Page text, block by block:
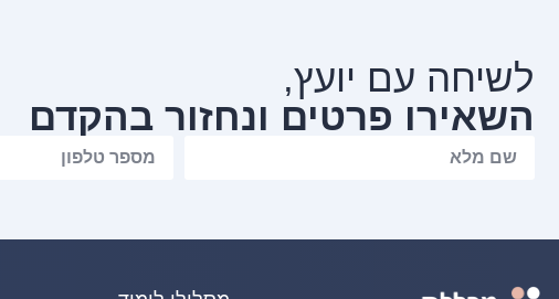
לשיחה עם יועץ,
השאירו פרטים ונחזור בהקדם